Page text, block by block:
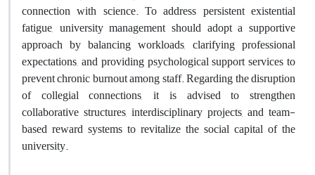
connection with science. To address persistent existential
fatigue, university management should adopt a supportive
approach by balancing workloads, clarifying professional
expectations, and providing psychological support services to
prevent chronic burnout among staff. Regarding the disruption
of collegial connections, it is advised to strengthen
collaborative structures, interdisciplinary projects, and team-
based reward systems to revitalize the social capital of the
university.